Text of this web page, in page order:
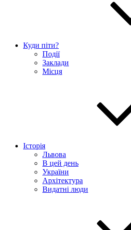
Куди піти?
Події
Заклади
Місця
Історія
Львова
В цей день
України
Архітектура
Видатні люди